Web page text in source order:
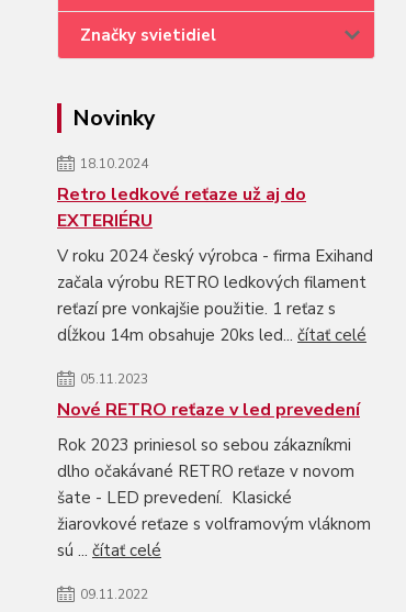
Značky svietidiel
Novinky
18.10.2024
Retro ledkové reťaze už aj do
EXTERIÉRU
V roku 2024 český výrobca - firma Exihand
začala výrobu RETRO ledkových filament
reťazí pre vonkajšie použitie. 1 reťaz s
dĺžkou 14m obsahuje 20ks led... čítať celé
05.11.2023
Nové RETRO reťaze v led prevedení
Rok 2023 priniesol so sebou zákazníkmi
dlho očakávané RETRO reťaze v novom
šate - LED prevedení. Klasické
žiarovkové reťaze s volframovým vláknom
sú ... čítať celé
09.11.2022